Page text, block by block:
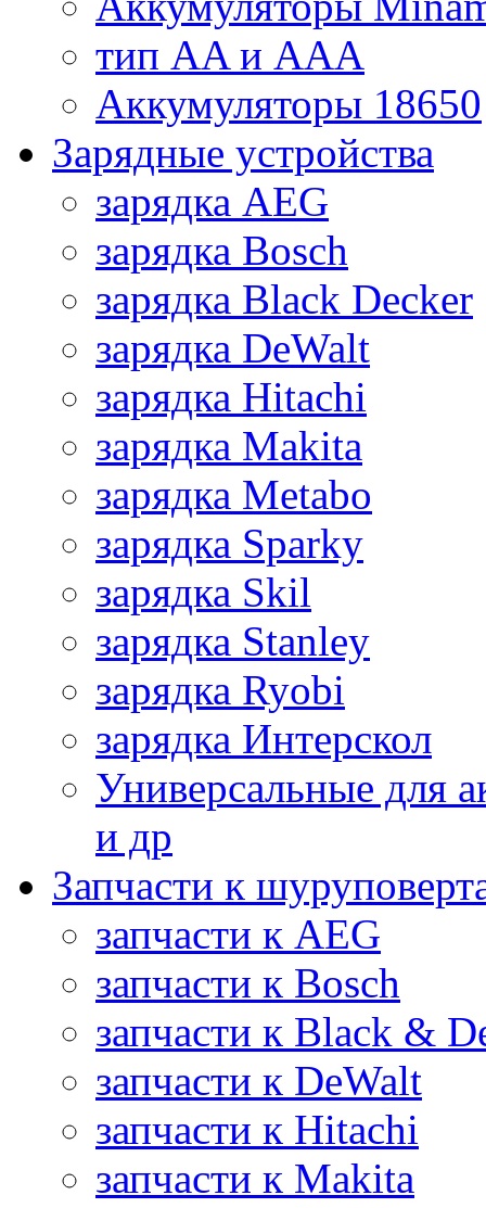
тип AA и AAA
Аккумуляторы 18650
Зарядные устройства
зарядка AEG
зарядка Bosch
зарядка Black Decker
зарядка DeWalt
зарядка Hitachi
зарядка Makita
зарядка Metabo
зарядка Sparky
зарядка Skil
зарядка Stanley
зарядка Ryobi
зарядка Интерскол
Универсальные для
и др
Запчасти к
запчасти к AEG
запчасти к Bosch
запчасти к Black &
запчасти к DeWalt
запчасти к Hitachi
запчасти к Makita